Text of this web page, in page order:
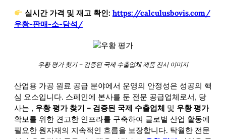
실시간 가격 및 재고 확인: https://calculusbovis.com/
우황-판매-소-담석/
우황 평가 찾기 – 검증된 국제 수출업체 제품 전시 이미지
산업용 가공 원료 공급 분야에서 운영의 안정성은 성공의 핵
심 요소입니다. 스페인에 본사를 둔 전문 공급업체로서, 당
사는 , 우황 평가 찾기 – 검증된 국제 수출업체 및 우황 평가
확보를 위한 견고한 인프라를 구축하여 글로벌 산업 활동에
필요한 원자재의 지속적인 흐름을 보장합니다. 탁월한 전문